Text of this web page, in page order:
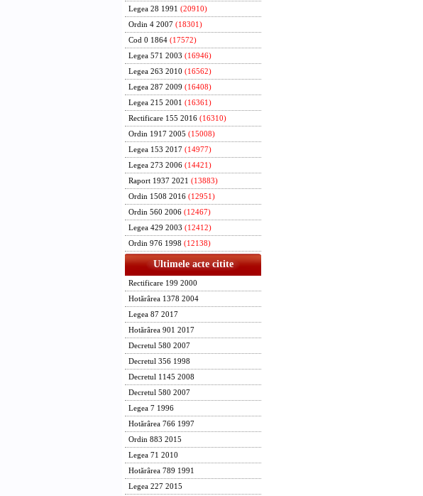
Legea 28 1991 (20910)
Ordin 4 2007 (18301)
Cod 0 1864 (17572)
Legea 571 2003 (16946)
Legea 263 2010 (16562)
Legea 287 2009 (16408)
Legea 215 2001 (16361)
Rectificare 155 2016 (16310)
Ordin 1917 2005 (15008)
Legea 153 2017 (14977)
Legea 273 2006 (14421)
Raport 1937 2021 (13883)
Ordin 1508 2016 (12951)
Ordin 560 2006 (12467)
Legea 429 2003 (12412)
Ordin 976 1998 (12138)
Ultimele acte citite
Rectificare 199 2000
Hotărârea 1378 2004
Legea 87 2017
Hotărârea 901 2017
Decretul 580 2007
Decretul 356 1998
Decretul 1145 2008
Decretul 580 2007
Legea 7 1996
Hotărârea 766 1997
Ordin 883 2015
Legea 71 2010
Hotărârea 789 1991
Legea 227 2015